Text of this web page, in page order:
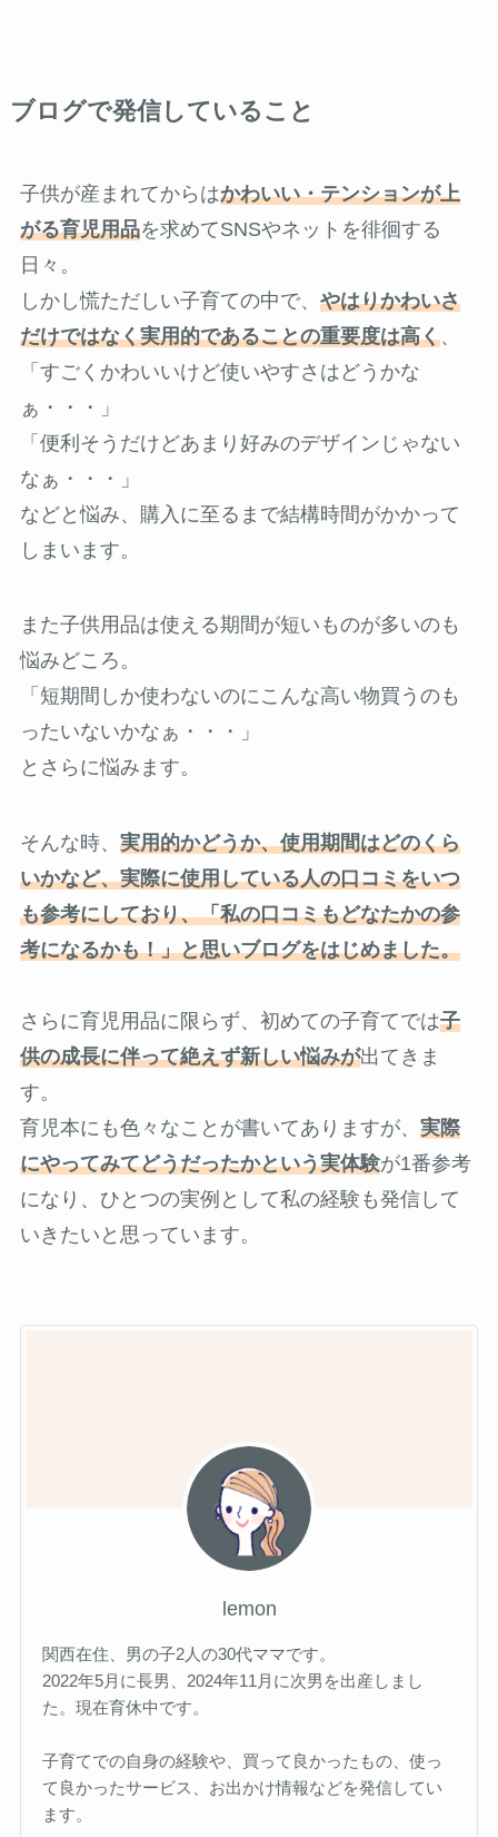
ブログで発信していること
子供が産まれてからはかわいい・テンションが上
がる育児用品を求めてSNSやネットを徘徊する
日々。
しかし慌ただしい子育ての中で、 やはりかわいさ
だけではなく実用的であることの重要度は高く、
「すごくかわいいけど使いやすさはどうかな
ぁ・・・」
「便利そうだけどあまり好みのデザインじゃない
なぁ・・・」
などと悩み、購入に至るまで結構時間がかかって
しまいます。
また子供用品は使える期間が短いものが多いのも
悩みどころ。
「短期間しか使わないのにこんな高い物買うのも
ったいないかなぁ・・・」
とさらに悩みます。
そんな時、 実用的かどうか、使用期間はどのくら
いかなど、実際に使用している人の口コミをいつ
も参考にしており、「私の口コミもどなたかの参
考になるかも！」と思いブログをはじめました。
さらに育児用品に限らず、初めての子育てでは子
供の成長に伴って絶えず新しい悩みが出てきま
す。
育児本にも色々なことが書いてありますが、 実際
にやってみてどうだったかという実体験が1番参考
になり、ひとつの実例として私の経験も発信して
いきたいと思っています。
lemon
関西在住、男の子2人の30代ママです。
2022年5月に長男、2024年11月に次男を出産しまし
た。現在育休中です。
子育てでの自身の経験や、買って良かったもの、使っ
て良かったサービス、お出かけ情報などを発信してい
ます。